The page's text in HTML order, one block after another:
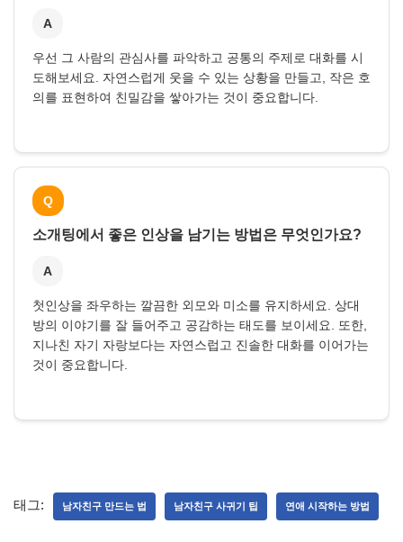
A
우선 그 사람의 관심사를 파악하고 공통의 주제로 대화를 시
도해보세요. 자연스럽게 웃을 수 있는 상황을 만들고, 작은 호
의를 표현하여 친밀감을 쌓아가는 것이 중요합니다.
Q
소개팅에서 좋은 인상을 남기는 방법은 무엇인가요?
A
첫인상을 좌우하는 깔끔한 외모와 미소를 유지하세요. 상대
방의 이야기를 잘 들어주고 공감하는 태도를 보이세요. 또한,
지나친 자기 자랑보다는 자연스럽고 진솔한 대화를 이어가는
것이 중요합니다.
태그: 남자친구 만드는 법 남자친구 사귀기 팁 연애 시작하는 방법